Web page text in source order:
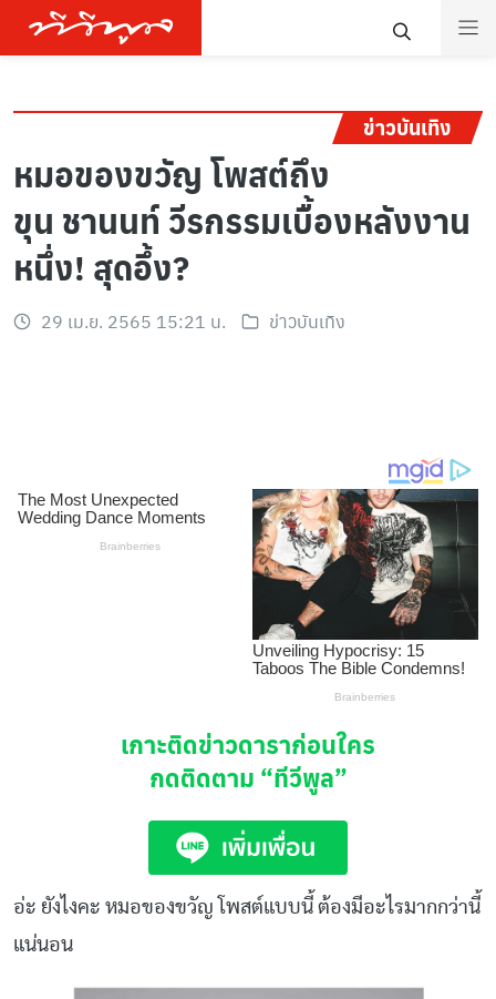
ข่าวบันเทิง
หมอของขวัญ โพสต์ถึง
ขุน ชานนท์ วีรกรรมเบื้องหลังงาน
หนึ่ง! สุดอึ้ง?
29 เม.ย. 2565 15:21 น. ข่าวบันเทิง
เกาะติดข่าวดาราก่อนใคร
กดติดตาม “ทีวีพูล”
อ่ะ ยังไงคะ หมอของขวัญ โพสต์แบบนี้ ต้องมีอะไรมากกว่านี้
แน่นอน